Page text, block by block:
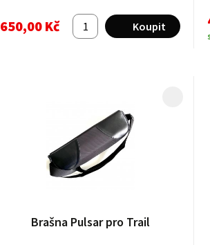
650,00 Kč
Brašna Pulsar pro Trail